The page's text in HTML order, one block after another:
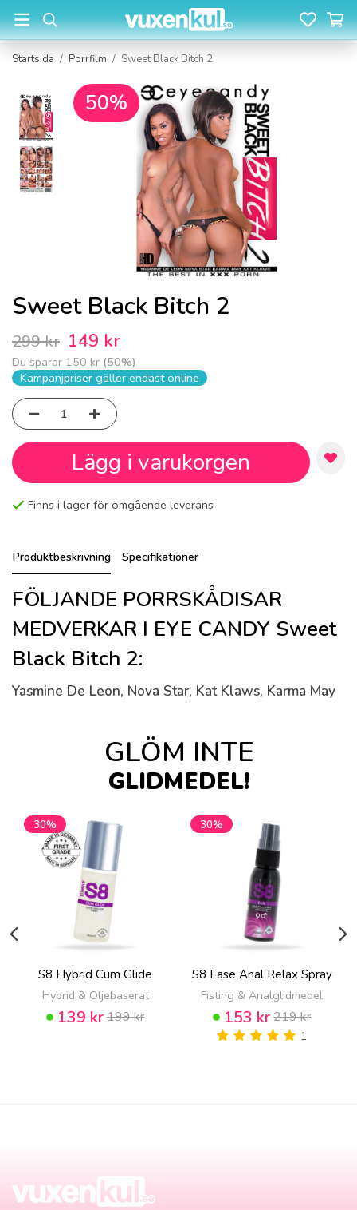
Startsida / Porrfilm / Sweet Black Bitch 2
50%
Sweet Black Bitch 2
299 kr 149 kr
Du sparar 150 kr (50%)
Kampanjpriser gäller endast online
Lägg i varukorgen
Finns i lager för omgående leverans
Produktbeskrivning Specifikationer
FÖLJANDE PORRSKÅDISAR
MEDVERKAR I EYE CANDY Sweet
Black Bitch 2:
Yasmine De Leon, Nova Star, Kat Klaws, Karma May
GLÖM INTE
GLIDMEDEL!
30%
S8 Hybrid Cum Glide
Hybrid & Oljebaserat
139 kr199 kr
30%
S8 Ease Anal Relax Spray
Fisting & Analglidmedel
153 kr219 kr
1